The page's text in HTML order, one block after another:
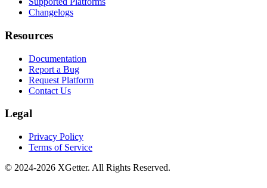
Changelogs
Resources
Documentation
Report a Bug
Request Platform
Contact Us
Legal
Privacy Policy
Terms of Service
© 2024-2026 XGetter. All Rights Reserved.